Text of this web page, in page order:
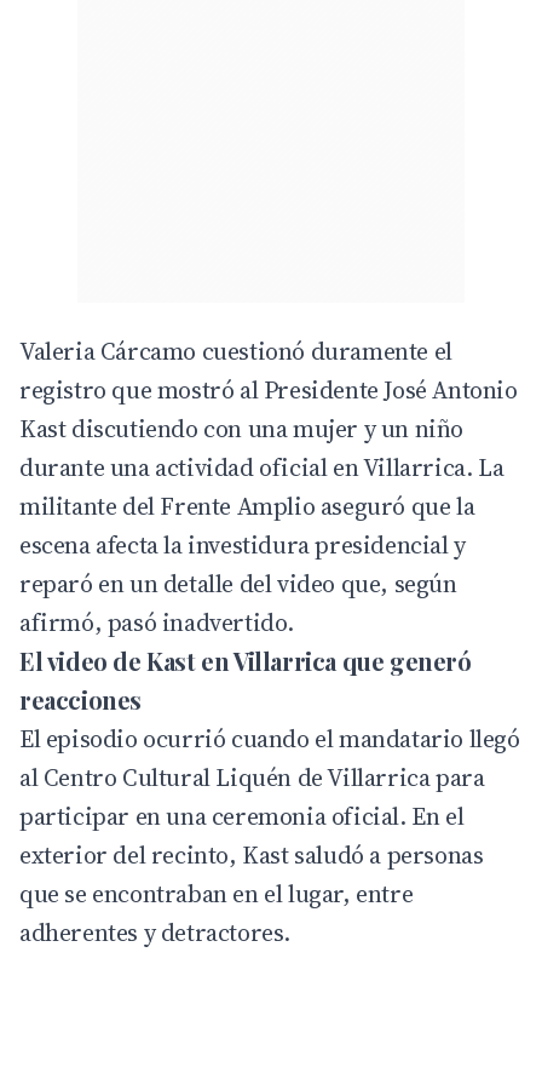
Valeria Cárcamo cuestionó duramente el
registro que mostró al Presidente José Antonio
Kast discutiendo con una mujer y un niño
durante una actividad oficial en Villarrica. La
militante del Frente Amplio aseguró que la
escena afecta la investidura presidencial y
reparó en un detalle del video que, según
afirmó, pasó inadvertido.
El video de Kast en Villarrica que generó
reacciones
El episodio ocurrió cuando el mandatario llegó
al Centro Cultural Liquén deVillarricapara
participar en una ceremonia oficial. En el
exterior del recinto, Kast saludó a personas
que se encontraban en el lugar, entre
adherentes y detractores.